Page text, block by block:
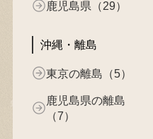
鹿児島県（29）
沖縄・離島
東京の離島（5）
鹿児島県の離島
（7）